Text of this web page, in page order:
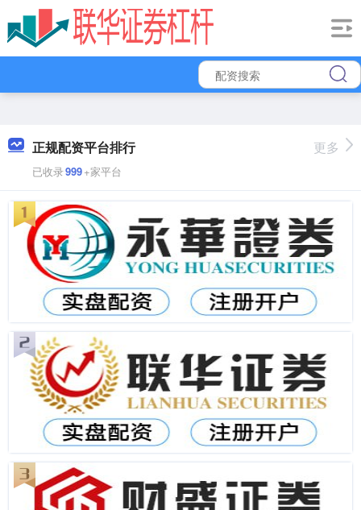
正规配资平台排行
已收录999+家平台
更多